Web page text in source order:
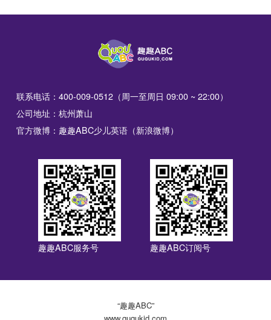
联系电话：400-009-0512（周一至周日 09:00 ~ 22:00）
公司地址：杭州萧山
官方微博：趣趣ABC少儿英语（新浪微博）
趣趣ABC服务号 趣趣ABC订阅号
“趣趣ABC”